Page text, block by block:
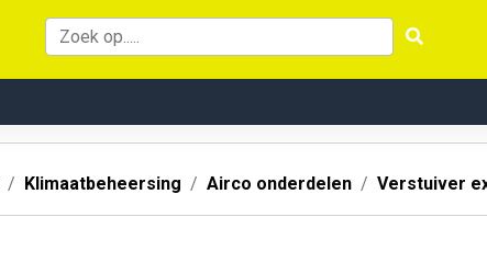
Klimaatbeheersing Airco onderdelen Verstuiver